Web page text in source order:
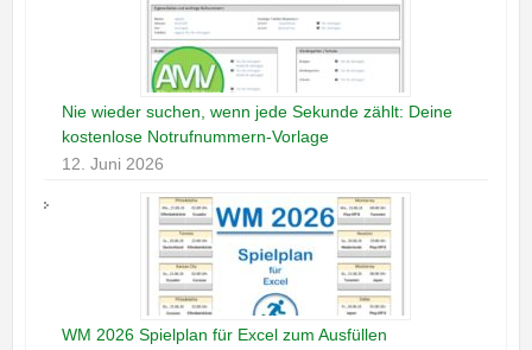
Nie wieder suchen, wenn jede Sekunde zählt: Deine
kostenlose Notrufnummern-Vorlage
12. Juni 2026
WM 2026 Spielplan für Excel zum Ausfüllen